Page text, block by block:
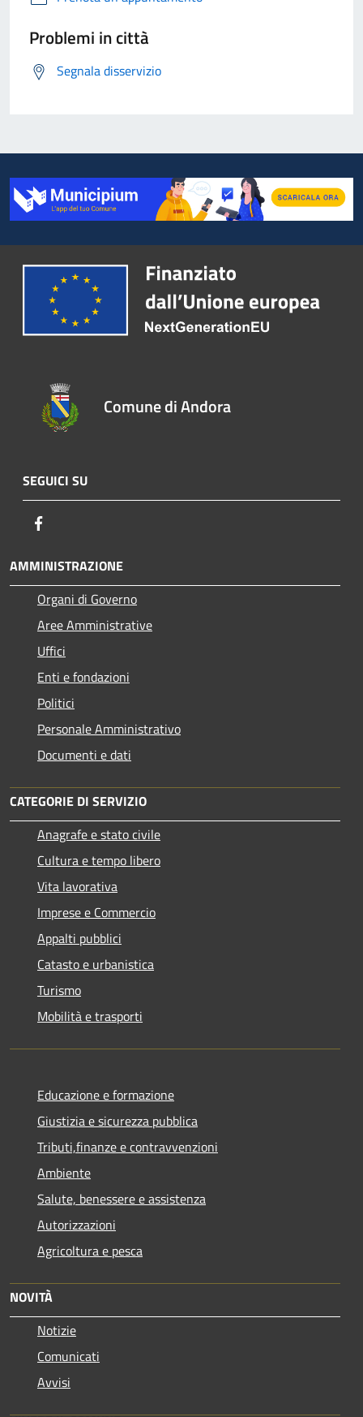
Problemi in città
Segnala disservizio
Comune di Andora
SEGUICI SU
AMMINISTRAZIONE
Organi di Governo
Aree Amministrative
Uffici
Enti e fondazioni
Politici
Personale Amministrativo
Documenti e dati
CATEGORIE DI SERVIZIO
Anagrafe e stato civile
Cultura e tempo libero
Vita lavorativa
Imprese e Commercio
Appalti pubblici
Catasto e urbanistica
Turismo
Mobilità e trasporti
Educazione e formazione
Giustizia e sicurezza pubblica
Tributi,finanze e contravvenzioni
Ambiente
Salute, benessere e assistenza
Autorizzazioni
Agricoltura e pesca
NOVITÀ
Notizie
Comunicati
Avvisi